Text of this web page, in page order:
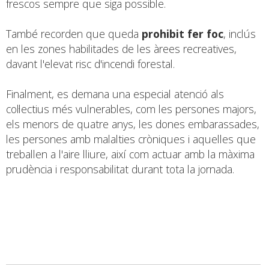
frescos sempre que siga possible.
També recorden que queda prohibit fer foc, inclús
en les zones habilitades de les àrees recreatives,
davant l'elevat risc d'incendi forestal.
Finalment, es demana una especial atenció als
col·lectius més vulnerables, com les persones majors,
els menors de quatre anys, les dones embarassades,
les persones amb malalties cròniques i aquelles que
treballen a l'aire lliure, així com actuar amb la màxima
prudència i responsabilitat durant tota la jornada.